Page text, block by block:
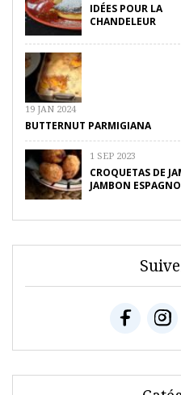
IDÉES POUR LA
CHANDELEUR
19 JAN 2024
BUTTERNUT PARMIGIANA
1 SEP 2023
CROQUETAS DE
JAMBON